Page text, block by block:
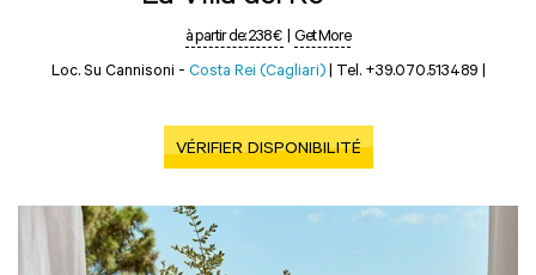
à partir de:238 € | Get More
Loc. Su Cannisoni - Costa Rei (Cagliari) | Tel. +39.070.513489 |
VÉRIFIER DISPONIBILITÉ